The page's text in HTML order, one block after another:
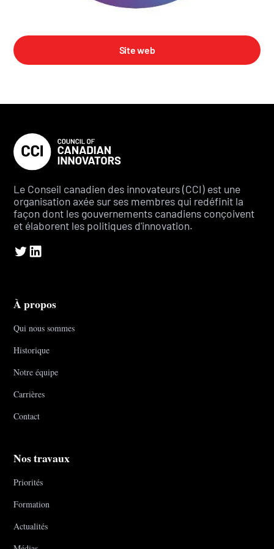
Site web
Le Conseil canadien des innovateurs (CCI) est une
organisation axée sur ses membres qui redéfinit la
façon dont les gouvernements canadiens conçoivent
et élaborent les politiques d'innovation.
À propos
Qui nous sommes
Historique
Notre équipe
Carrières
Contact
Nos travaux
Priorités
Formation
Actualités